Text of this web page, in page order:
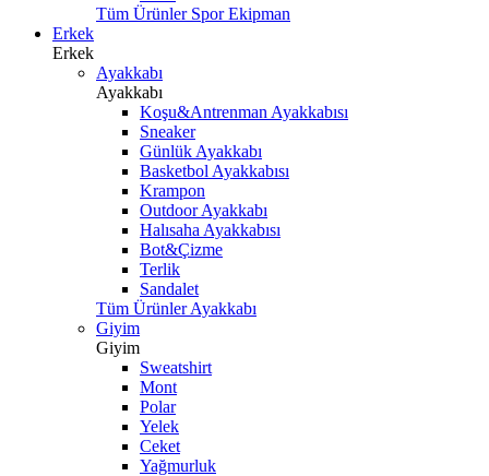
Tüm Ürünler Spor Ekipman
Erkek
Erkek
Ayakkabı
Ayakkabı
Koşu&Antrenman Ayakkabısı
Sneaker
Günlük Ayakkabı
Basketbol Ayakkabısı
Krampon
Outdoor Ayakkabı
Halısaha Ayakkabısı
Bot&Çizme
Terlik
Sandalet
Tüm Ürünler Ayakkabı
Giyim
Giyim
Sweatshirt
Mont
Polar
Yelek
Ceket
Yağmurluk